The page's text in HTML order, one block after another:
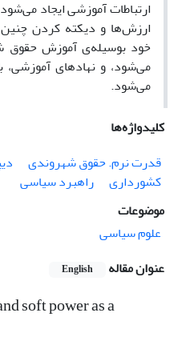
ارتباطات آموزشی ایجاد
ارزش‌ها و دیکته کردن
خود بوسیله‌ی آموزش حقوق
می‌شود، و نهادهای
می‌شود.
کلیدواژه‌ها
قدرت نرم. حقوق شهروندی
کشورداری
راهبرد سیاسی
موضوعات
علوم سیاسی
عنوان مقاله
English
soft power as a